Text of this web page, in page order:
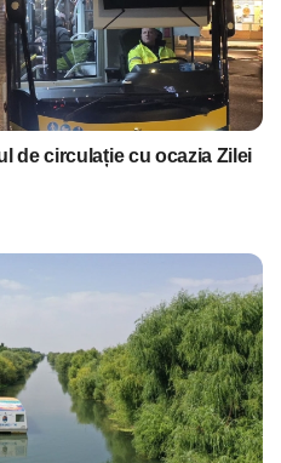
de circulație cu ocazia Zilei